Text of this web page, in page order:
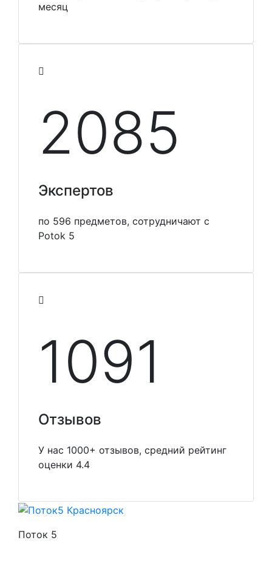
месяц
2100
Экспертов
по 596 предметов, сотрудничают с
Potok 5
1099
Отзывов
У нас 1000+ отзывов, средний рейтинг
оценки 4.4
Поток 5